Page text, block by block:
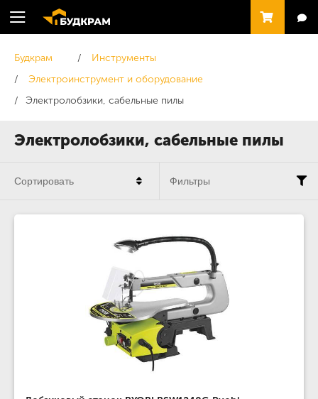
Электролобзики, сабельные пилы
Будкрам
Инструменты
Электроинструмент и оборудование
Электролобзики, сабельные пилы
Сортировать Фильтры